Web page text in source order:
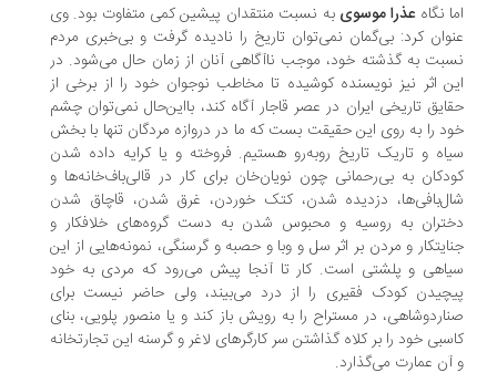
نگاهعذرا موسویبه نسبت منتقدان پیشین کمی متفاوت بود. وی
کرد: بی‌گمان نمی‌توان تاریخ را نادیده گرفت و بی‌خبری مردم
به گذشته خود، موجب ناآگاهی آنان از زمان حال می‌شود. در
اثر نیز نویسنده کوشیده تا مخاطب نوجوان خود را از برخی از
تاریخی ایران در عصر قاجار آگاه کند، بااین‌حال نمی‌توان چشم
را به روی این حقیقت بست که ما در دروازه مردگان تنها با بخش
و تاریک تاریخ روبه‌رو هستیم. فروخته و یا کرایه داده شدن
به بی‌رحمانی چون نویان‌خان برای کار در قالی‌باف‌خانه‌ها و
دزدیده شدن، کتک خوردن، غرق شدن، قاچاق شدن
به روسیه و محبوس شدن به دست گروه‌های خلافکار و
و مردن بر اثر سل و وبا و حصبه و گرسنگی، نمونه‌هایی از این
و پلشتی است. کار تا آنجا پیش می‌رود که مردی به خود
کودک فقیری را از درد می‌بیند، ولی حاضر نیست برای
در مستراح را به رویش باز کند و یا منصور پلویی، بنای
خود را بر کلاه گذاشتن سر کارگرهای لاغر و گرسنه این تجارتخانه
عمارت می‌گذارد.